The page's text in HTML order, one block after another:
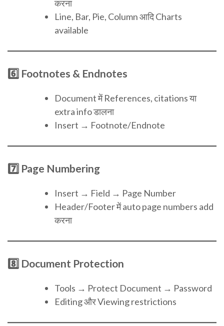
करना
Line, Bar, Pie, Column आदि Charts
available
6️⃣ Footnotes & Endnotes
Document में References, citations या
extra info डालना
Insert → Footnote/Endnote
7️⃣ Page Numbering
Insert → Field → Page Number
Header/Footer में auto page numbers add
करना
8️⃣ Document Protection
Tools → Protect Document → Password
Editing और Viewing restrictions